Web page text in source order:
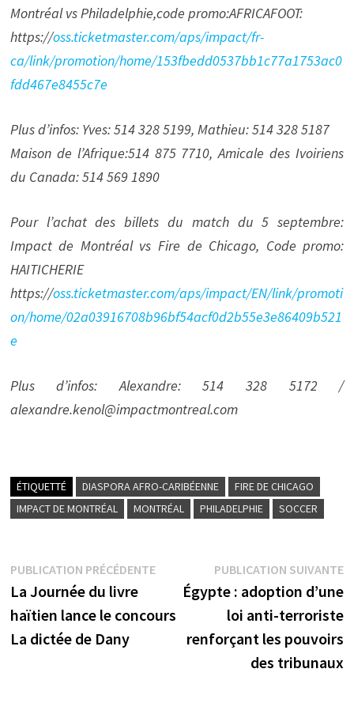
Montréal vs Philadelphie,code promo:AFRICAFOOT:
https://oss.ticketmaster.com/aps/impact/fr-
ca/link/promotion/home/153fbedd0537bb1c77a1753ac0
fdd467e8455c7e
Plus d’infos: Yves: 514 328 5199, Mathieu: 514 328 5187
Maison de l’Afrique:514 875 7710, Amicale des Ivoiriens
du Canada: 514 569 1890
Pour l’achat des billets du match du 5 septembre:
Impact de Montréal vs Fire de Chicago, Code promo:
HAITICHERIE
https://oss.ticketmaster.com/aps/impact/EN/link/promoti
on/home/02a03916708b96bf54acf0d2b55e3e86409b521
e
Plus d’infos: Alexandre: 514 328 5172 /
alexandre.kenol@impactmontreal.com
ÉTIQUETTÉ DIASPORA AFRO-CARIBÉENNE
FIRE DE CHICAGO
IMPACT DE MONTRÉAL
MONTRÉAL PHILADELPHIE SOCCER
Navigation
de
l’article
PUBLICATION PRÉCÉDENTEPublication
précédente :
La Journée du livre
haïtien lance le concours
La dictée de Dany
PUBLICATION SUIVANTE
Égypte : adoption d’une
loi anti-terroriste
renforçant les pouvoirs
des tribunaux